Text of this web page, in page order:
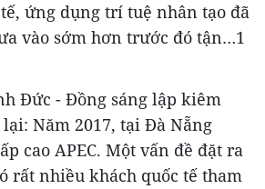
ứng dụng trí tuệ nhân tạo đã
vào sớm hơn trước đó tận…1
Đức - Đồng sáng lập kiêm
lại: Năm 2017, tại Đà Nẵng
cao APEC. Một vấn đề đặt ra
rất nhiều khách quốc tế tham